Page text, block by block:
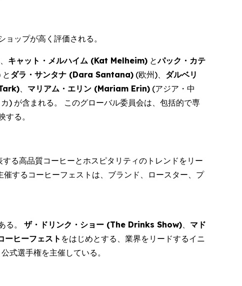
ップが高く評価される。
キャット・メルハイム (Kat Melheim) とパック・カテ
と ダラ・サンタナ (Dara Santana) (欧州)、 ダルベリ
) マリアム・エリン (Mariam Erin) (アジア・中
) が含まれる。 このグローバル委員会は、包括的で専
る。
る高品質コーヒーとホスピタリティのトレンドをリー
するコーヒーフェストは、ブランド、ロースター、プ
る。 ザ・ドリンク・ショー (The Drinks Show)
マド
ーヒーフェスト をはじめとする、業界をリードするイニ
公式選手権を主催している。